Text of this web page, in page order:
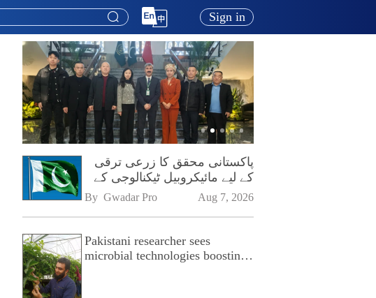
Sign in
پاکستانی محقق کا زرعی ترقی
کے لیے مائیکروبیل ٹیکنالوجی کے
فروغ پر زور
By Gwadar Pro Aug 7, 2026
Pakistani researcher sees
microbial technologies boosting